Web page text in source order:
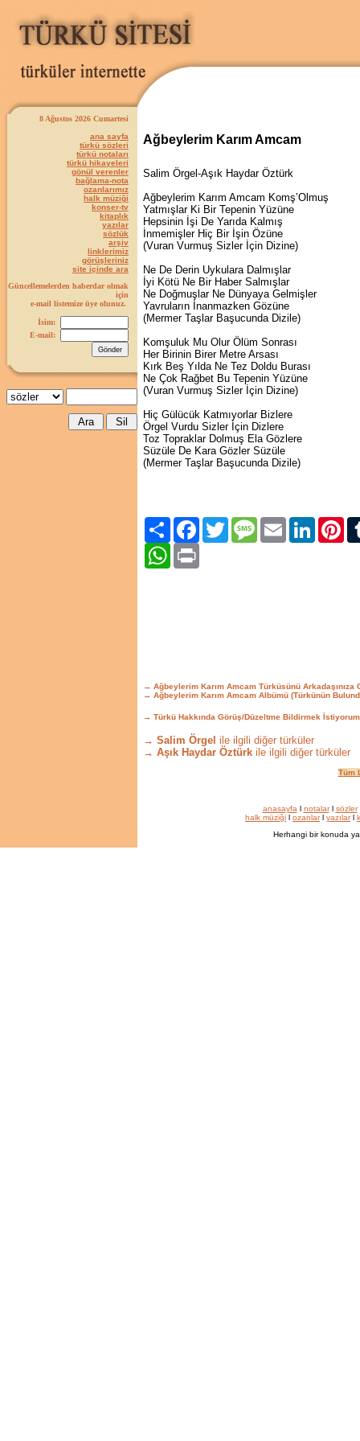
8 Ağustos 2026 Cumartesi
ana sayfa
türkü sözleri
türkü notaları
türkü hikayeleri
gönül verenler
bağlama-nota
ozanlarımız
halk müziği
konser-tv
kitaplık
yazılar
sözlük
arşiv
linklerimiz
görüşleriniz
site içinde ara
Güncellemelerden haberdar olmak
için
e-mail listemize üye olunuz.
İsim:
E-mail:
Ağbeylerim Karım Amcam
Salim Örgel-Aşık Haydar Öztürk
Ağbeylerim Karım Amcam Komş’Olmuş
Yatmışlar Ki Bir Tepenin Yüzüne
Hepsinin İşi De Yarıda Kalmış
İnmemişler Hiç Bir İşin Özüne
(Vuran Vurmuş Sizler İçin Dizine)
Ne De Derin Uykulara Dalmışlar
İyi Kötü Ne Bir Haber Salmışlar
Ne Doğmuşlar Ne Dünyaya Gelmişler
Yavruların İnanmazken Gözüne
(Mermer Taşlar Başucunda Dizile)
Komşuluk Mu Olur Ölüm Sonrası
Her Birinin Birer Metre Arsası
Kırk Beş Yılda Ne Tez Doldu Burası
Ne Çok Rağbet Bu Tepenin Yüzüne
(Vuran Vurmuş Sizler İçin Dizine)
Hiç Gülücük Katmıyorlar Bizlere
Örgel Vurdu Sizler İçin Dizlere
Toz Topraklar Dolmuş Ela Gözlere
Süzüle De Kara Gözler Süzüle
(Mermer Taşlar Başucunda Dizile)
Paylaş FacebookTwitter Message Email LinkedIn
WhatsApp
→ Ağbeylerim Karım Amcam Türküsünü Arkadaşınıza
→ Ağbeylerim Karım Amcam Albümü (Türkünün
→ Türkü Hakkında Görüş/Düzeltme Bildirmek İstiyorum
→ Salim Örgel ile ilgili diğer türküler
→ Aşık Haydar Öztürk ile ilgili diğer türküler
Tüm
anasayfa l notalarl sözler
halk müziği l ozanlarl yazılarl
Herhangi bir konuda